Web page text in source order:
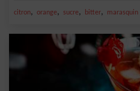
citron, orange, sucre, bitter, marasquin